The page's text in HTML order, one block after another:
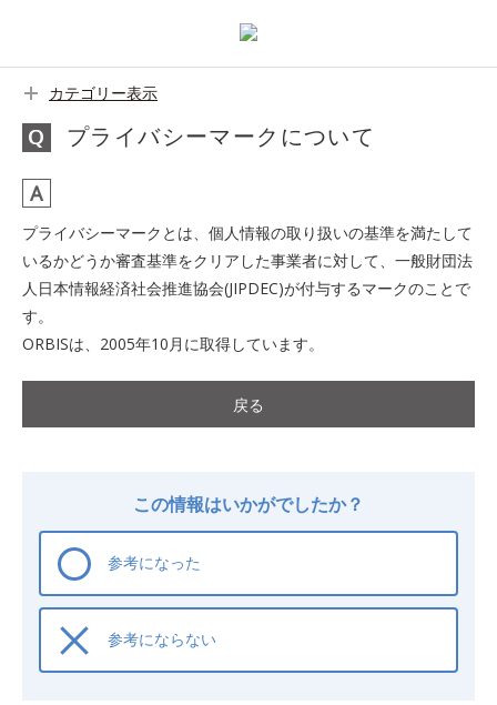
カテゴリー表示
プライバシーマークについて
プライバシーマークとは、個人情報の取り扱いの基準を満たして
いるかどうか審査基準をクリアした事業者に対して、一般財団法
人日本情報経済社会推進協会(JIPDEC)が付与するマークのことで
す。
ORBISは、2005年10月に取得しています。
戻る
この情報はいかがでしたか？
参考になった
参考にならない